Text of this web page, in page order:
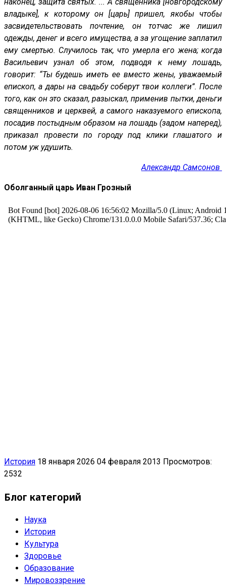
наконец, защита святых. ... А священника [новгородскому
владыке], к которому он [царь] пришел, якобы чтобы
засвидетельствовать почтение, он тотчас же лишил
одежды, денег и всего имущества, а за угощение заплатил
ему смертью. Случилось так, что умерла его жена; когда
Васильевич узнал об этом, подводя к нему лошадь,
говорит: “Ты будешь иметь ее вместо жены, уважаемый
епископ, а дары на свадьбу соберут твои коллеги”. После
того, как он это сказал, разыскал, применив пытки, деньги
священников и церквей, а самого наказуемого епископа,
посадив постыдным образом на лошадь (задом наперед),
приказал провести по городу под клики глашатого и
потом уж удушить.
Александр Самсонов
Оболганный царь Иван Грозный
История 18 января 2026 04 февраля 2013 Просмотров:
2532
Блог категорий
Наука
История
Культура
Здоровье
Образование
Мировоззрение